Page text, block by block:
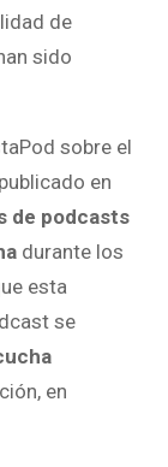
de
sido
sobre el
en
de podcasts
durante los
esta
se
en